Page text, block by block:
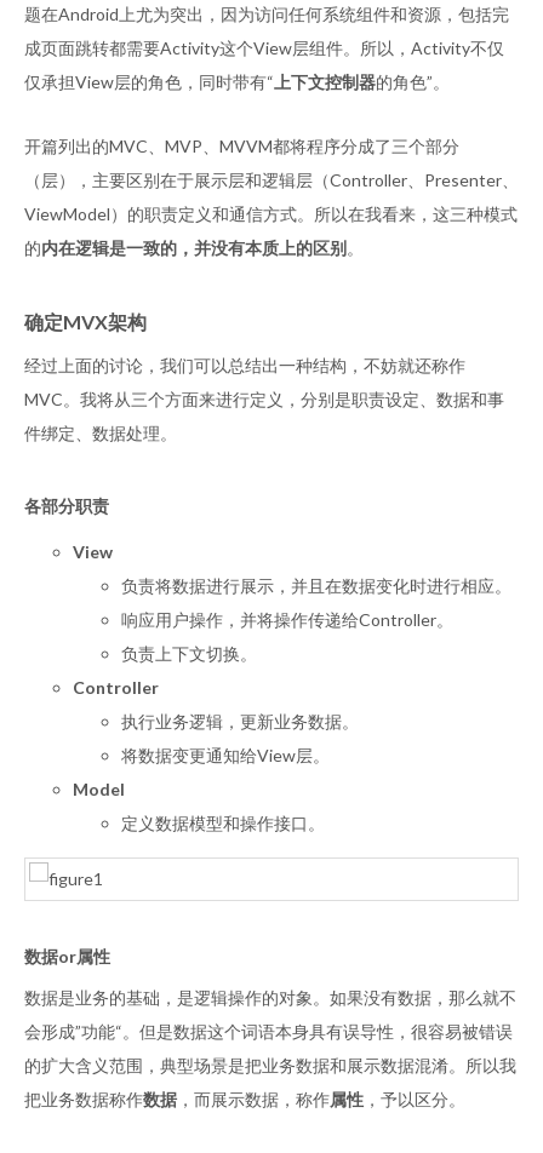
题在Android上尤为突出，因为访问任何系统组件和资源，包括完
成页面跳转都需要Activity这个View层组件。所以，Activity不仅
仅承担View层的角色，同时带有“ 上下文控制器的角色”。
开篇列出的MVC、MVP、MVVM都将程序分成了三个部分
（层），主要区别在于展示层和逻辑层（Controller、Presenter、
ViewModel）的职责定义和通信方式。所以在我看来，这三种模式
的内在逻辑是一致的，并没有本质上的区别。
确定MVX架构
经过上面的讨论，我们可以总结出一种结构，不妨就还称作
MVC。我将从三个方面来进行定义，分别是职责设定、数据和事
件绑定、数据处理。
各部分职责
View
负责将数据进行展示，并且在数据变化时进行相应。
响应用户操作，并将操作传递给Controller。
负责上下文切换。
Controller
执行业务逻辑，更新业务数据。
将数据变更通知给View层。
Model
定义数据模型和操作接口。
数据or属性
数据是业务的基础，是逻辑操作的对象。如果没有数据，那么就不
会形成”功能“。但是数据这个词语本身具有误导性，很容易被错误
的扩大含义范围，典型场景是把业务数据和展示数据混淆。所以我
把业务数据称作数据 ，而展示数据，称作属性 ，予以区分。